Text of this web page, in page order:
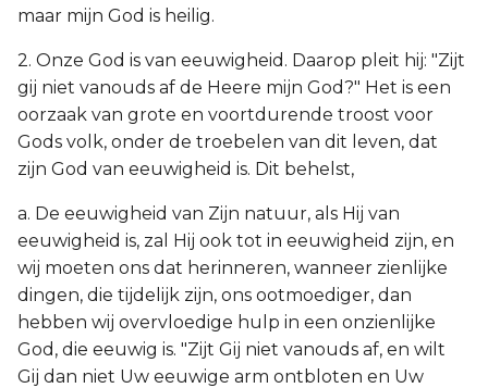
maar mijn God is heilig.
2. Onze God is van eeuwigheid. Daarop pleit hij: "Zijt
gij niet vanouds af de Heere mijn God?" Het is een
oorzaak van grote en voortdurende troost voor
Gods volk, onder de troebelen van dit leven, dat
zijn God van eeuwigheid is. Dit behelst,
a. De eeuwigheid van Zijn natuur, als Hij van
eeuwigheid is, zal Hij ook tot in eeuwigheid zijn, en
wij moeten ons dat herinneren, wanneer zienlijke
dingen, die tijdelijk zijn, ons ootmoediger, dan
hebben wij overvloedige hulp in een onzienlijke
God, die eeuwig is. "Zijt Gij niet vanouds af, en wilt
Gij dan niet Uw eeuwige arm ontbloten en Uw